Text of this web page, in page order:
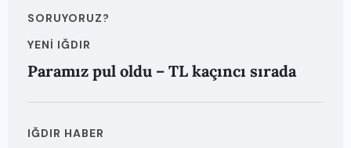
SORUYORUZ?
YENI IĞDIR
Paramız pul oldu – TL kaçıncı sırada
IĞDIR HABER